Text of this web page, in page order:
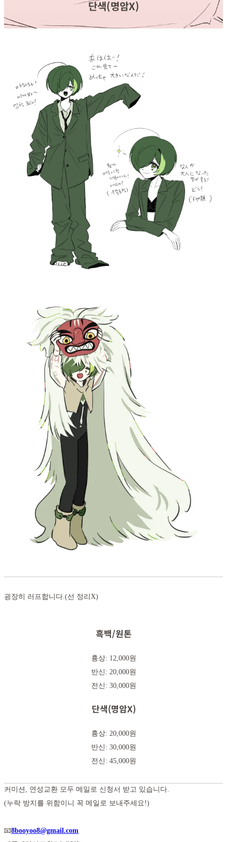
단색(명암X)
굉장히 러프합니다.(선 정리X)
흑백/원톤
흉상: 12,000원
반신: 20,000원
전신: 30,000원
단색(명암X)
흉상: 20,000원
반신: 30,000원
전신: 45,000원
커미션, 연성교환 모두 메일로 신청서 받고 있습니다.
(누락 방지를 위함이니 꼭 메일로 보내주세요!)
📧8booyoo8@gmail.com